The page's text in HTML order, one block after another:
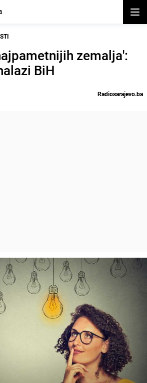
zemalja':
BiH
Radiosarajevo.ba